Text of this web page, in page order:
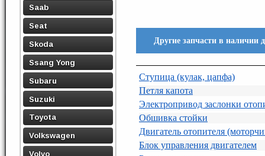
Saab
Seat
Skoda
Ssang Yong
Subaru
Suzuki
Toyota
Volkswagen
Volvo
Другие запчасти в наличии
Ступица (кулак, цапфа)
Петля капота
Электропривод заслонки
Обшивка стойки
Двигатель отопителя
Блок управления двигателем